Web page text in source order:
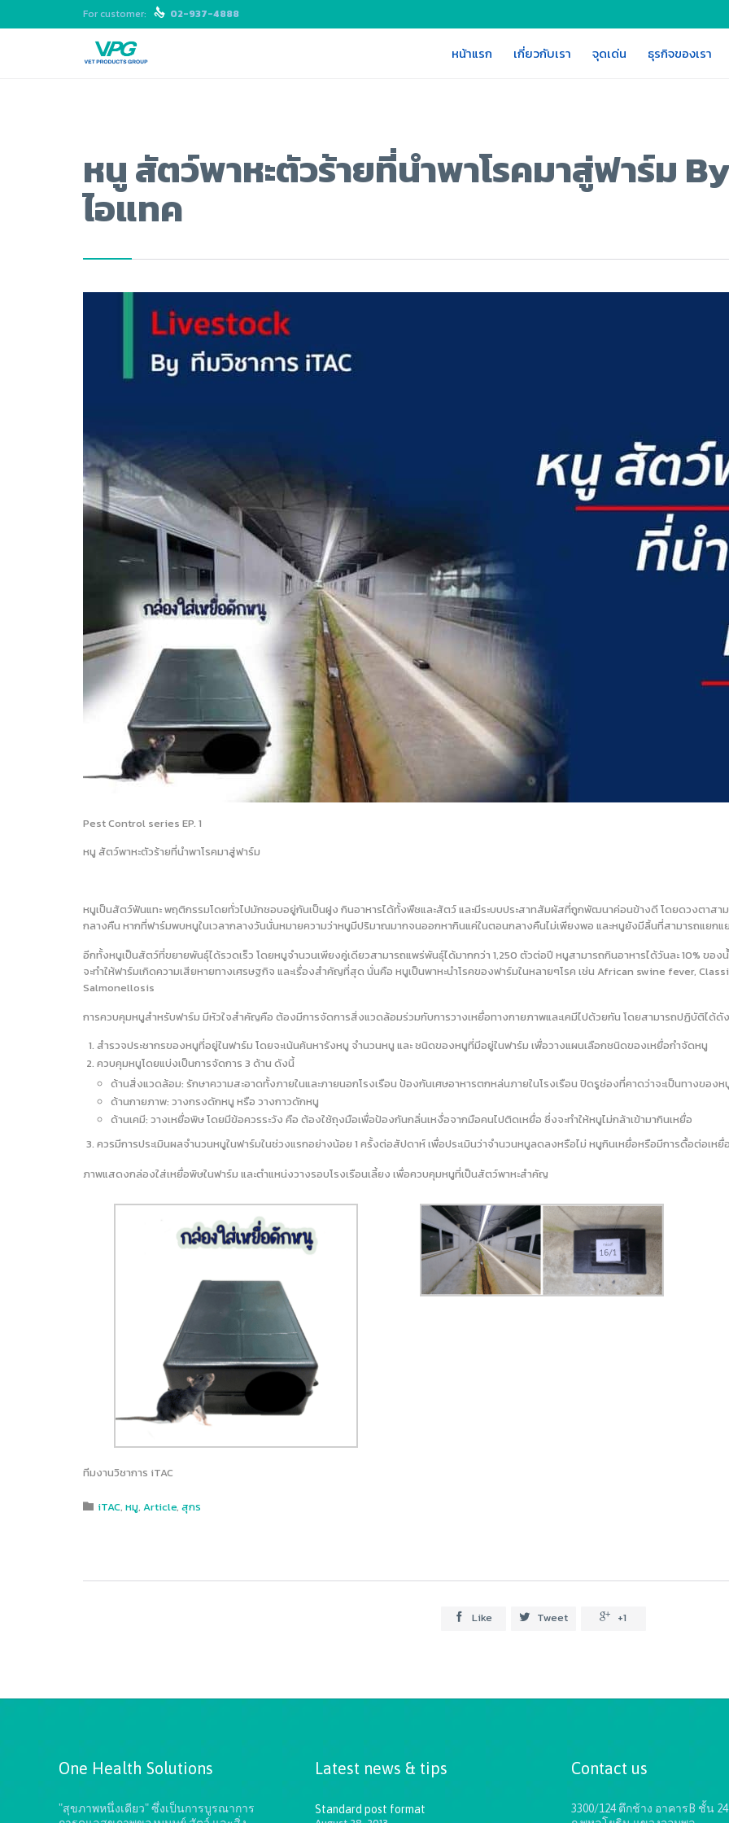
For customer:  02-937-4888
หน้าแรก เกี่ยวกับเรา จุดเด่น ธุรกิจของเรา
หนู สัตว์พาหะตัวร้ายที่นำพาโรคมาสู่ฟาร์ม
ไอแทค
Pest Control series EP. 1
หนู สัตว์พาหะตัวร้ายที่นำพาโรคมาสู่ฟาร์ม
หนูเป็นสัตว์ฟันแทะ พฤติกรรมโดยทั่วไปมักชอบอยู่กันเป็นฝูง กินอาหารได้ทั้งพืชและสัตว์ และมีระบบประสาทสัมผัสที่ถูกพัฒนาค่อนข้างดี โดยดวงตาสา
กลางคืน หากที่ฟาร์มพบหนูในเวลากลางวันนั่นหมายความว่าหนูมีปริมาณมากจนออกหากินแค่ในตอนกลางคืนไม่เพียงพอ และหนูยังมีลิ้นที่สามารถแยก
อีกทั้งหนูเป็นสัตว์ที่ขยายพันธุ์ได้รวดเร็ว โดยหนูจำนวนเพียงคู่เดียวสามารถแพร่พันธุ์ได้มากกว่า 1,250 ตัวต่อปี หนูสามารถกินอาหารได้วันละ 10% ข
จะทำให้ฟาร์มเกิดความเสียหายทางเศรษฐกิจ และเรื่องสำคัญที่สุด นั่นคือ หนูเป็นพาหะนำโรคของฟาร์มในหลายๆโรค เช่น African swine fever,
Salmonellosis
การควบคุมหนูสำหรับฟาร์ม มีหัวใจสำคัญคือ ต้องมีการจัดการสิ่งแวดล้อมร่วมกับการวางเหยื่อทางกายภาพและเคมีไปด้วยกัน โดยสามารถปฏิบัติได้ดั
สำรวจประชากรของหนูที่อยู่ในฟาร์ม โดยจะเน้นค้นหารังหนู จำนวนหนู และ ชนิดของหนูที่มีอยู่ในฟาร์ม เพื่อวางแผนเลือกชนิดของเหยื่อกำจัดหนู
ควบคุมหนูโดยแบ่งเป็นการจัดการ 3 ด้าน ดังนี้
ด้านสิ่งแวดล้อม: รักษาความสะอาดทั้งภายในและภายนอกโรงเรือน ป้องกันเศษอาหารตกหล่นภายในโรงเรือน ปิดรูช่องที่คาดว่าจะเป็นทางของ
ด้านกายภาพ: วางกรงดักหนู หรือ วางกาวดักหนู
ด้านเคมี: วางเหยื่อพิษ โดยมีข้อควรระวัง คือ ต้องใช้ถุงมือเพื่อป้องกันกลิ่นเหงื่อจากมือคนไปติดเหยื่อ ซึ่งจะทำให้หนูไม่กล้าเข้ามากินเหยื่อ
ควรมีการประเมินผลจำนวนหนูในฟาร์มในช่วงแรกอย่างน้อย 1 ครั้งต่อสัปดาห์ เพื่อประเมินว่าจำนวนหนูลดลงหรือไม่ หนูกินเหยื่อหรือมีการดื้อต่อเหยื่
ภาพแสดงกล่องใส่เหยื่อพิษในฟาร์ม และตำแหน่งวางรอบโรงเรือนเลี้ยง เพื่อควบคุมหนูที่เป็นสัตว์พาหะสำคัญ
ทีมงานวิชาการ iTAC
 Category
iTAC, หมู, Article, สุกร
 Like  Tweet  +1
One Health Solutions
"สุขภาพหนึ่งเดียว" ซึ่งเป็นการบูรณาการ
Latest news & tips
Standard post format
Contact us
3300/124 ตึกช้าง อาคารB ชั้น 24